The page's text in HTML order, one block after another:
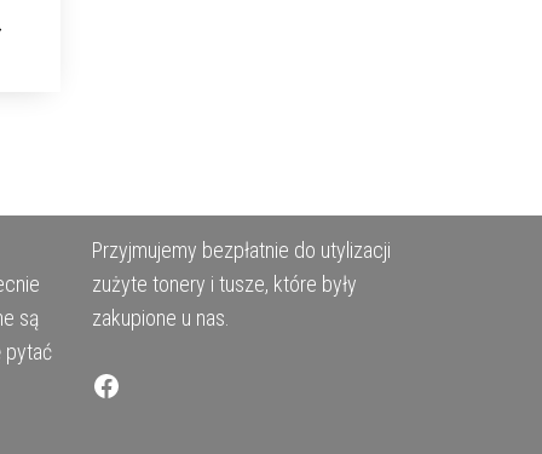
są
pytać
Przyjmujemy bezpłatnie do utylizacji
zużyte tonery i tusze, które były
zakupione u nas.
Facebook